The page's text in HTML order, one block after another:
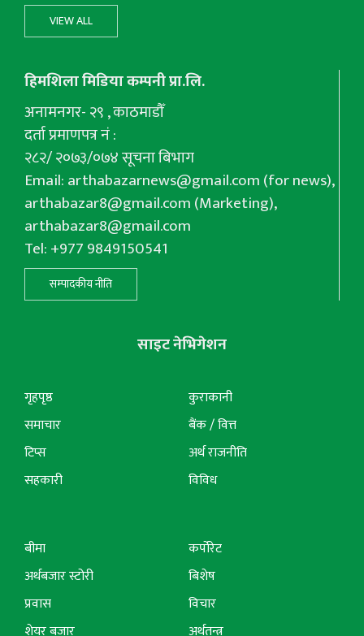
VIEW ALL
हिमशिला मिडिया कम्पनी प्रा.लि.
अनामनगर- २९ , काठमाडौँ
दर्ता प्रमाणपत्र नं :
२८२/ २०७३/०७४ सूचना बिभाग
Email:arthabazarnews@gmail.com(for news),
arthabazar8@gmail.com(Marketing),
arthabazar8@gmail.com
Tel: +977 9849150541
सम्पादकीय नीति
साइट नेभिगेशन
गृहपृष्ठ
समाचार
टिप्स
सहकारी
कुराकानी
बैंक / वित्त
अर्थ राजनीति
विविध
बीमा
अर्थबजार स्टोरी
प्रवास
कर्पोरेट
बिशेष
विचार